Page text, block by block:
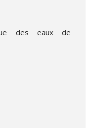
des eaux de